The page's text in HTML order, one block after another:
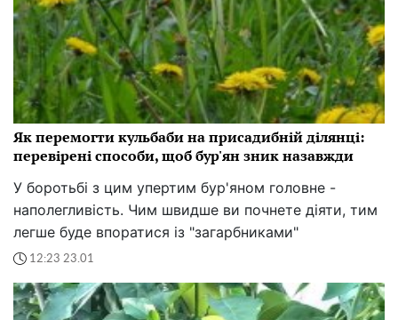
Як перемогти кульбаби на присадибній ділянці:
перевірені способи, щоб бур'ян зник назавжди
У боротьбі з цим упертим бур'яном головне -
наполегливість. Чим швидше ви почнете діяти, тим
легше буде впоратися із "загарбниками"
12:23 23.01